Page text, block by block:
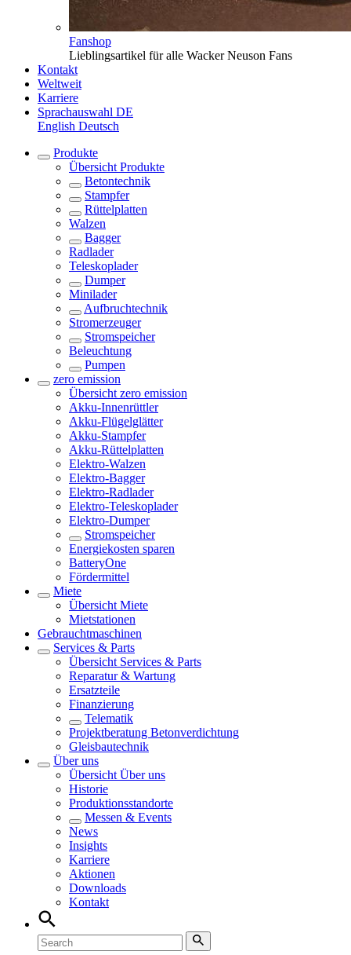
Fanshop
Lieblingsartikel für alle Wacker Neuson Fans
Kontakt
Weltweit
Karriere
Sprachauswahl DE
English Deutsch
Produkte
Übersicht Produkte
Betontechnik
Stampfer
Rüttelplatten
Walzen
Bagger
Radlader
Teleskoplader
Dumper
Minilader
Aufbruchtechnik
Stromerzeuger
Stromspeicher
Beleuchtung
Pumpen
zero emission
Übersicht zero emission
Akku-Innenrüttler
Akku-Flügelglätter
Akku-Stampfer
Akku-Rüttelplatten
Elektro-Walzen
Elektro-Bagger
Elektro-Radlader
Elektro-Teleskoplader
Elektro-Dumper
Stromspeicher
Energiekosten sparen
BatteryOne
Fördermittel
Miete
Übersicht Miete
Mietstationen
Gebrauchtmaschinen
Services & Parts
Übersicht Services & Parts
Reparatur & Wartung
Ersatzteile
Finanzierung
Telematik
Projektberatung Betonverdichtung
Gleisbautechnik
Über uns
Übersicht Über uns
Historie
Produktionsstandorte
Messen & Events
News
Insights
Karriere
Aktionen
Downloads
Kontakt